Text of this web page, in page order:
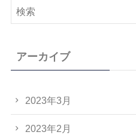
アーカイブ
2023年3月
2023年2月